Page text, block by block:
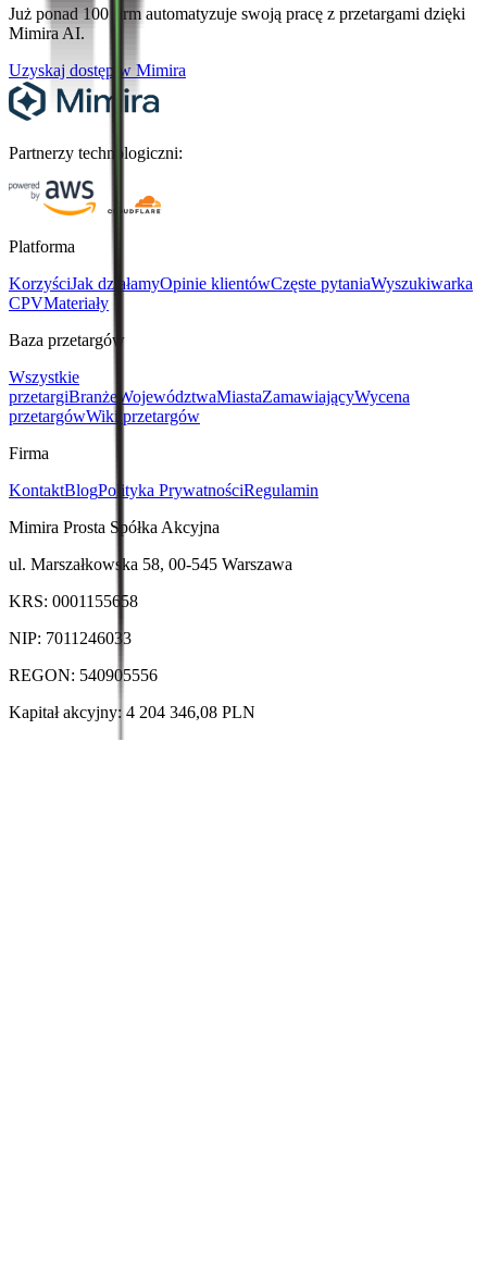
Już ponad 100 firm automatyzuje swoją pracę z przetargami dzięki
Mimira AI.
Uzyskaj dostęp w Mimira
Partnerzy technologiczni:
Platforma
KorzyściJak działamyOpinie klientówCzęste pytaniaWyszukiwarka
CPVMateriały
Baza przetargów
Wszystkie
przetargiBranże WojewództwaMiastaZamawiającyWycena
przetargówWiki przetargów
Firma
KontaktBlogPolityka PrywatnościRegulamin
Mimira Prosta Spółka Akcyjna
ul. Marszałkowska 58, 00-545 Warszawa
KRS: 0001155658
NIP: 7011246033
REGON: 540905556
Kapitał akcyjny: 4 204 346,08 PLN